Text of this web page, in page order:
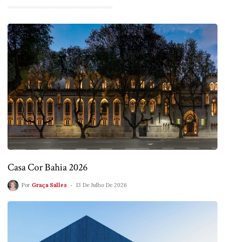
Casa Cor Bahia 2026
Por Graça Salles 13 De Julho De 2026